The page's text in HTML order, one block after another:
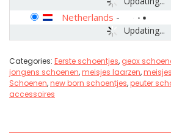
Updating...
Netherlands -
Categories: Eerste schoentjes, geox
jongens schoenen,meisjes laarzen,
Schoenen,new born schoentjes,peuter
accessoires